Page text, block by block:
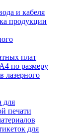
и кабеля
продукции
плат
по размеру
лазерного
для
печати
для